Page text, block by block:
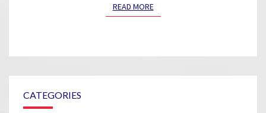
READ MOREREAD MORE
CATEGORIES